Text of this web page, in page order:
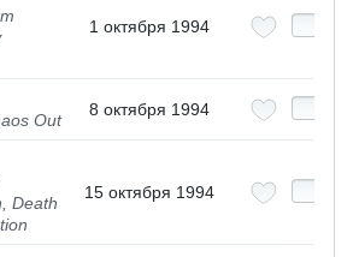
1 октября 1994
Out
8 октября 1994
Death
15 октября 1994